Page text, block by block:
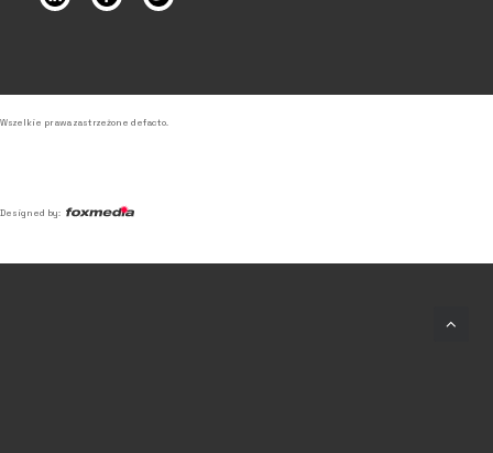
Wszelkie prawa zastrzeżone defacto.
Designed by: